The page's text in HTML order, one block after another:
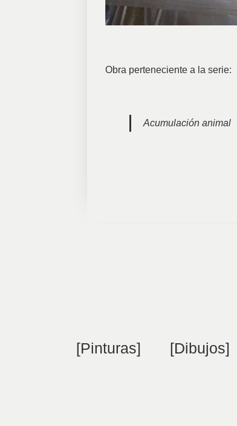
Obra perteneciente a la serie:
Acumulación animal
[Pinturas] [Dibujos]